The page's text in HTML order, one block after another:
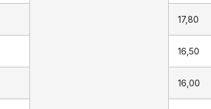
17,80
16,50
16,00